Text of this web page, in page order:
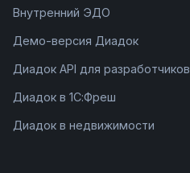
Внутренний ЭДО
Демо-версия Диадок
Диадок API для разработчиков
Диадок в 1С:Фреш
Диадок в недвижимости